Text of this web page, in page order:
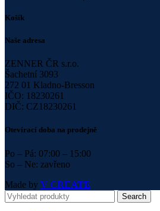
Košík
Naše adresa
ZENNER ČR s.r.o.
Šachetní 3093
272 01 Kladno-Bresson
IČO: 18230261
DIČ: CZ18230261
Otevírací doba na prodejně
Po – Pá: 07:00 – 15:00
So – Ne: zavřeno
Made by V CREATE
Search